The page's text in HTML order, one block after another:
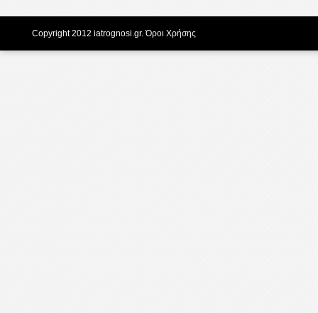
Copyright 2012 iatrognosi.gr.Όροι Χρήσης